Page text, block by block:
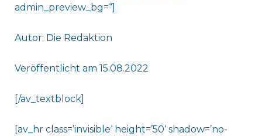
admin_preview_bg=“]
Autor: Die Redaktion
Veröffentlicht am 15.08.2022
[/av_textblock]
[av_hr class=’invisible‘ height=’50‘ shadow=’no-